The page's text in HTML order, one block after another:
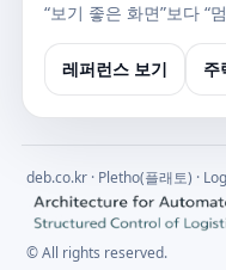
“보기 좋은 화면”보다 “
레퍼런스 보기 주
deb.co.kr · Pletho(플래토) ·
© All rights reserved.